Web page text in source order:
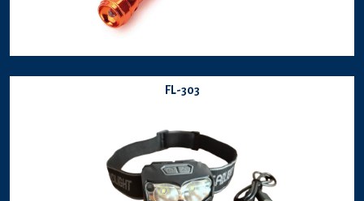
FL-303